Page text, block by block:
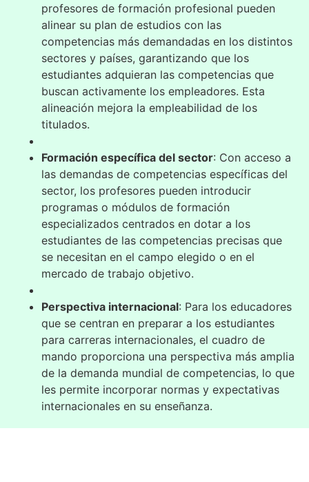
profesores de formación profesional pueden
alinear su plan de estudios con las
competencias más demandadas en los distintos
sectores y países, garantizando que los
estudiantes adquieran las competencias que
buscan activamente los empleadores. Esta
alineación mejora la empleabilidad de los
titulados.
Formación específica del sector: Con acceso a
las demandas de competencias específicas del
sector, los profesores pueden introducir
programas o módulos de formación
especializados centrados en dotar a los
estudiantes de las competencias precisas que
se necesitan en el campo elegido o en el
mercado de trabajo objetivo.
Perspectiva internacional: Para los educadores
que se centran en preparar a los estudiantes
para carreras internacionales, el cuadro de
mando proporciona una perspectiva más amplia
de la demanda mundial de competencias, lo que
les permite incorporar normas y expectativas
internacionales en su enseñanza.